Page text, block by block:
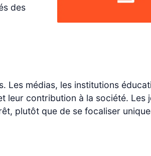
des
Les médias, les institutions
leur contribution à la société. Les
plutôt que de se focaliser